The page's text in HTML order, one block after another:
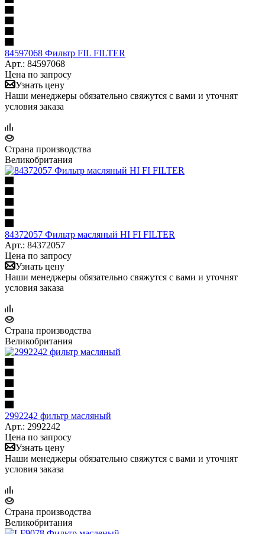
84597068 Фильтр FIL FILTER
Арт.: 84597068
Цена по запросу
Узнать цену
Наши менеджеры обязательно свяжутся с вами и уточнят
условия заказа
Страна производства
Великобритания
84372057 Фильтр масляный HI FI FILTER
Арт.: 84372057
Цена по запросу
Узнать цену
Наши менеджеры обязательно свяжутся с вами и уточнят
условия заказа
Страна производства
Великобритания
2992242 фильтр масляный
Арт.: 2992242
Цена по запросу
Узнать цену
Наши менеджеры обязательно свяжутся с вами и уточнят
условия заказа
Страна производства
Великобритания